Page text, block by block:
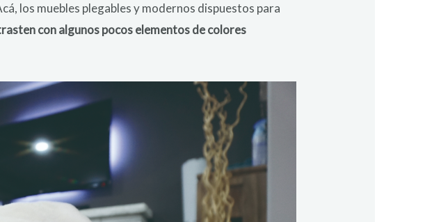
los muebles plegables y modernos dispuestos para
con algunos pocos elementos de colores